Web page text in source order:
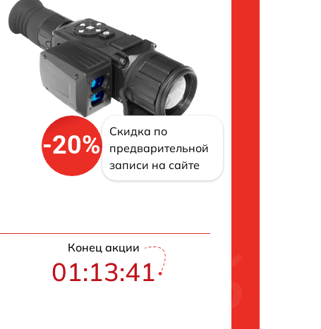
-20%
Скидка по
предварительной
записи на сайте
Конец акции
01:13:40